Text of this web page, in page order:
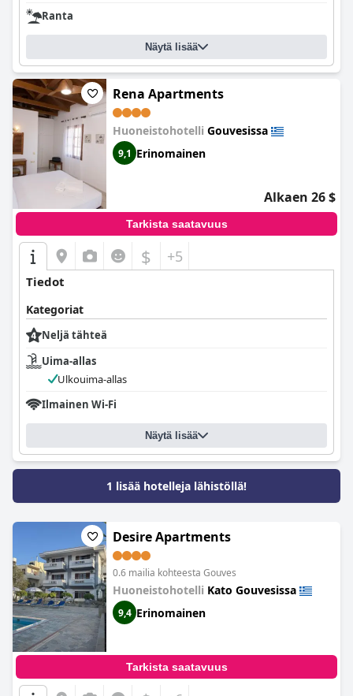
Ranta
Näytä lisää
Rena Apartments
Huoneistohotelli Gouvesissa
9,1 Erinomainen
Alkaen 26 $
Tarkista saatavuus
$ +5
Tiedot
Kategoriat
Neljä tähteä
Uima-allas
Ulkouima-allas
Ilmainen Wi-Fi
Näytä lisää
1 lisää hotelleja lähistöllä!
Desire Apartments
0.6 mailia kohteesta Gouves
Huoneistohotelli Kato Gouvesissa
9,4 Erinomainen
Tarkista saatavuus